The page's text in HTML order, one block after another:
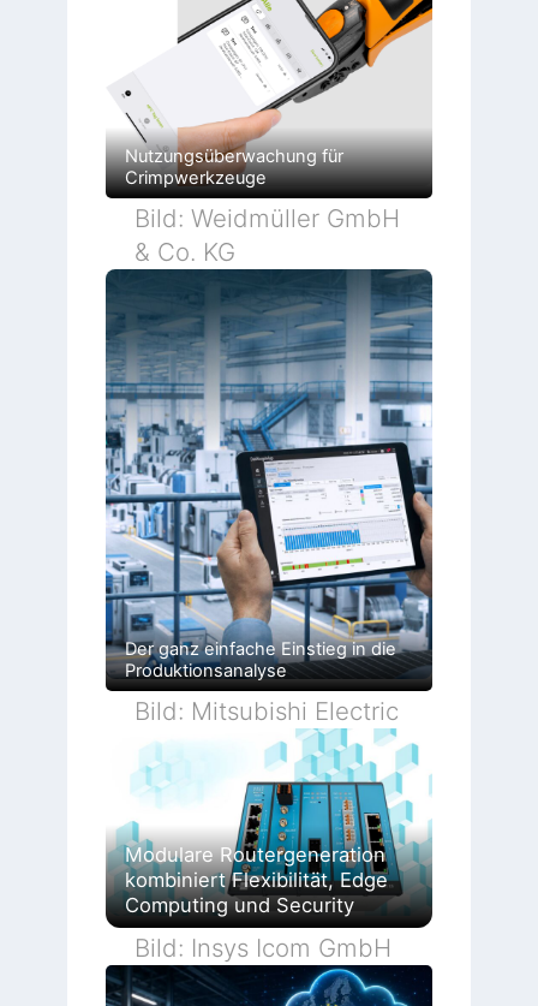
Nutzungsüberwachung für
Crimpwerkzeuge
Bild: Weidmüller GmbH
& Co. KG
Der ganz einfache Einstieg in die
Produktionsanalyse
Bild: Mitsubishi Electric
Modulare Routergeneration
kombiniert Flexibilität, Edge
Computing und Security
Bild: Insys Icom GmbH